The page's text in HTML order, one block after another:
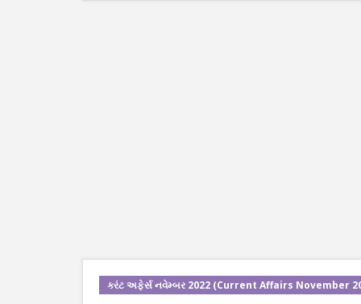
કરંટ અફેર્સ નવેમ્બર 2022 (Current Affairs November